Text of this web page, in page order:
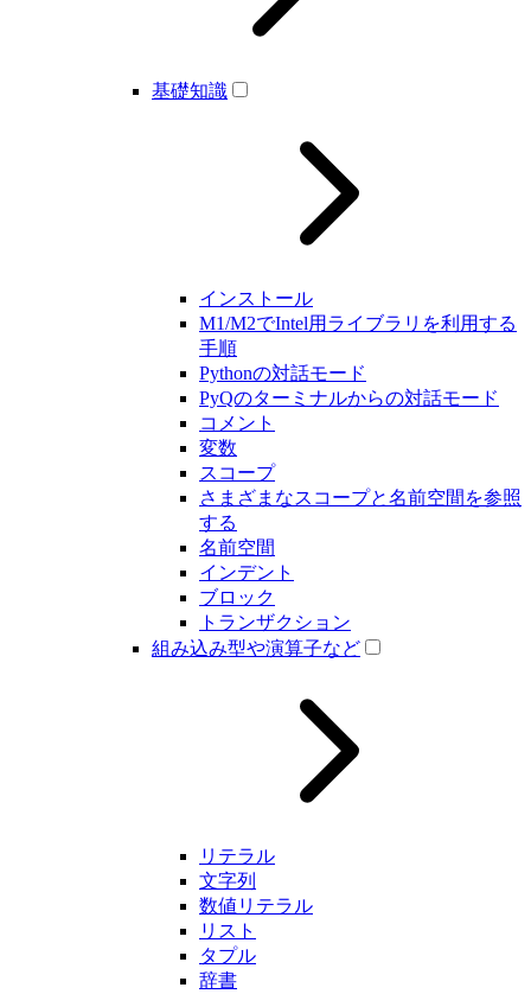
基礎知識
インストール
M1/M2でIntel用ライブラリを利用する
手順
Pythonの対話モード
PyQのターミナルからの対話モード
コメント
変数
スコープ
さまざまなスコープと名前空間を参照
する
名前空間
インデント
ブロック
トランザクション
組み込み型や演算子など
リテラル
文字列
数値リテラル
リスト
タプル
辞書